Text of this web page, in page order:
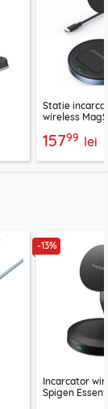
Statie
wireless
15799 lei
-13%
Incarcator
Spigen